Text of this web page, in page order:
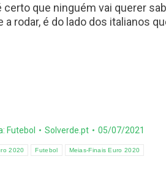
certo que ninguém vai querer
a rodar, é do lado dos italianos
Futebol Solverde.pt 05/07/2021
2020 Futebol Meias-Finais Euro 2020